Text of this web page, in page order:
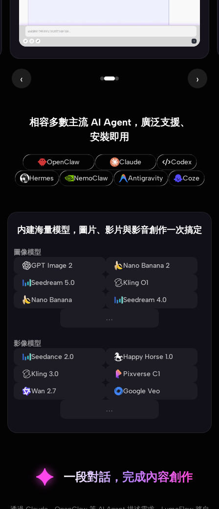
‹ ›
相容多數主流 AI Agent，廣泛支援、
安裝即用
OpenClaw Claude
Codex
Hermes
NemoClaw Antigravity Coze
内建海量模型，圖片、影片與影音創作一次搞定
圖像模型
GPT Image 2
Nano Banana 2
Seedream 5.0 Kling O1
Nano Banana Seedream 4.0
...
影像模型
Seedance 2.0
Happy Horse 1.0
Kling 3.0 Pixverse C1
Wan 2.7 Google Veo
...
一段對話，完成內容創作